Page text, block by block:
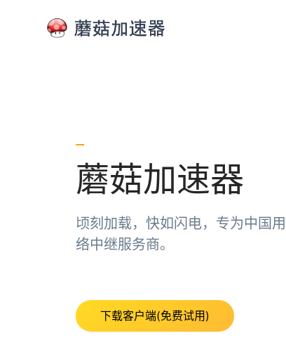
蘑菇加速器
顷刻加载，快如闪电，专为中国
络中继服务商。
下载客户端(免费试用)